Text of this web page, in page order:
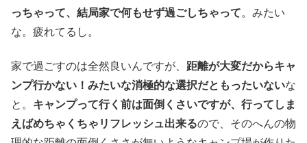
っちゃって、結局家で何もせず過ごしちゃって。みたい
な。疲れてるし。
家で過ごすのは全然良いんですが、 距離が大変だからキャ
ンプ行かない！みたいな消極的な選択だともったいないな
と。 キャンプって行く前は面倒くさいですが、行ってしま
えばめちゃくちゃリフレッシュ出来るので、そのへんの物